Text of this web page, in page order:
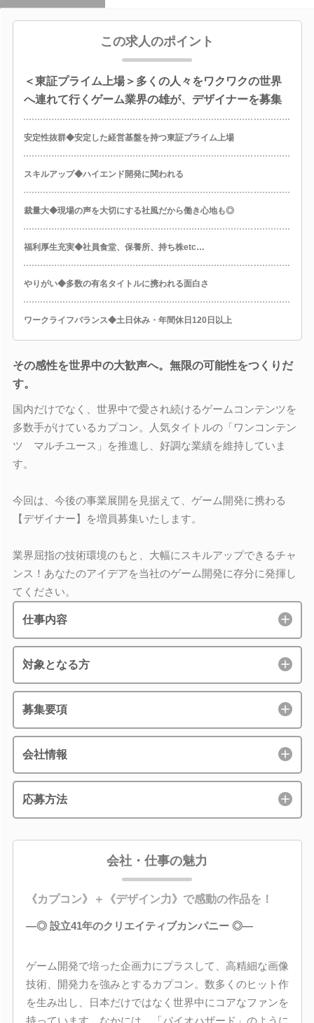
この求人のポイント
＜東証プライム上場＞多くの人々をワクワクの世界
へ連れて行くゲーム業界の雄が、デザイナーを募集
安定性抜群◆安定した経営基盤を持つ東証プライム上場
スキルアップ◆ハイエンド開発に関われる
裁量大◆現場の声を大切にする社風だから働き心地も◎
福利厚生充実◆社員食堂、保養所、持ち株etc…
やりがい◆多数の有名タイトルに携われる面白さ
ワークライフバランス◆土日休み・年間休日120日以上
その感性を世界中の大歓声へ。無限の可能性をつくりだ
す。
国内だけでなく、世界中で愛され続けるゲームコンテンツを
多数手がけているカプコン。人気タイトルの「ワンコンテン
ツ マルチユース」を推進し、好調な業績を維持していま
す。
今回は、今後の事業展開を見据えて、ゲーム開発に携わる
【デザイナー】を増員募集いたします。
業界屈指の技術環境のもと、大幅にスキルアップできるチャ
ンス！あなたのアイデアを当社のゲーム開発に存分に発揮し
てください。
仕事内容
対象となる方
募集要項
会社情報
応募方法
会社・仕事の魅力
《カプコン》＋《デザイン力》で感動の作品を！
―◎ 設立41年のクリエイティブカンパニー ◎―
ゲーム開発で培った企画力にプラスして、高精細な画像
技術、開発力を強みとするカプコン。数多くのヒット作
を生み出し、日本だけではなく世界中にコアなファンを
持っています。なかには、「バイオハザード」のように